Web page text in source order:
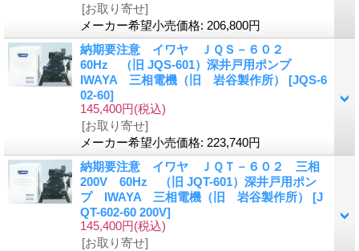
[お取り寄せ]
メーカー希望小売価格: 206,800円
納期要注意 イワヤ ＪＱＳ－６０２
60Hz （旧 JQS-601）深井戸用ポンプ
IWAYA 三相電機（旧 岩谷製作所） [JQS-6
02-60]
145,400円(税込)
[お取り寄せ]
メーカー希望小売価格: 223,740円
納期要注意 イワヤ ＪＱＴ－６０２ 三相
200V 60Hz （旧 JQT-601）深井戸用ポン
プ IWAYA 三相電機（旧 岩谷製作所） [J
QT-602-60 200V]
145,400円(税込)
[お取り寄せ]